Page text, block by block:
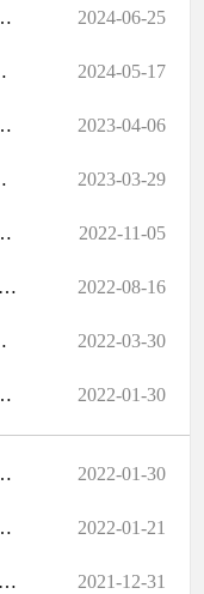
府2024年度重大行政决策事项... 2024-06-25
审批与监管... 2024-05-17
府2023年度重大行政决策事项... 2023-04-06
班子有关工... 2023-03-29
学素质行动规划纲要实施方案... 2022-11-05
江政办〔2022〕14号 区人民政府办公室关于印发《江汉区“十四五”学... 2022-08-16
政府2022年... 2022-03-30
大议案代表建议和政协建议案... 2022-01-30
府工作报告》目标任务责任分... 2022-01-30
微企业及个体工商户纾困贷款... 2022-01-21
江政办〔2021〕22号 江汉区人民政府办公室关于江汉区残疾人事业发展... 2021-12-31